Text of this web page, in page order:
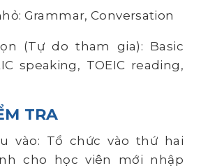
Grammar, Conversation
(Tự do tham gia): Basic
speaking, TOEIC reading,
TRA
vào: Tổ chức vào thứ hai
cho học viên mới nhập